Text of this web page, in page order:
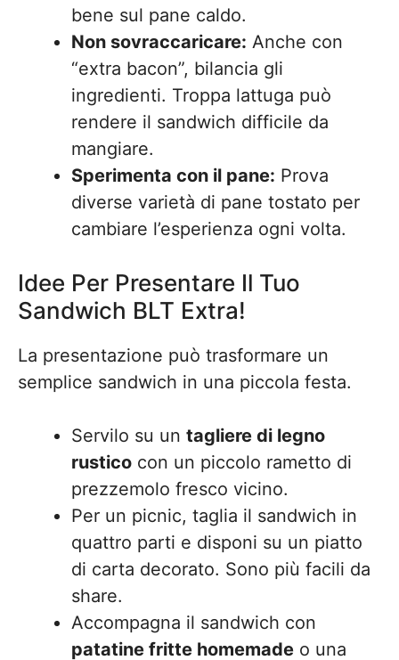
bene sul pane caldo.
Non sovraccaricare: Anche con
“extra bacon”, bilancia gli
ingredienti. Troppa lattuga può
rendere il sandwich difficile da
mangiare.
Sperimenta con il pane: Prova
diverse varietà di pane tostato per
cambiare l’esperienza ogni volta.
Idee Per Presentare Il Tuo
Sandwich BLT Extra!
La presentazione può trasformare un
semplice sandwich in una piccola festa.
Servilo su un tagliere di legno
rustico con un piccolo rametto di
prezzemolo fresco vicino.
Per un picnic, taglia il sandwich in
quattro parti e disponi su un piatto
di carta decorato. Sono più facili da
share.
Accompagna il sandwich con
patatine fritte homemade o una